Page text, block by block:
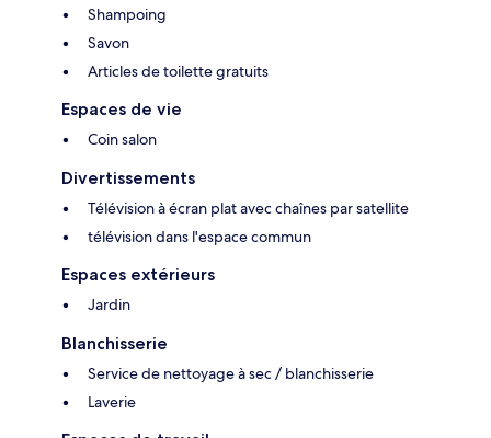
Shampoing
Savon
Articles de toilette gratuits
Espaces de vie
Coin salon
Divertissements
Télévision à écran plat avec chaînes par satellite
télévision dans l'espace commun
Espaces extérieurs
Jardin
Blanchisserie
Service de nettoyage à sec / blanchisserie
Laverie